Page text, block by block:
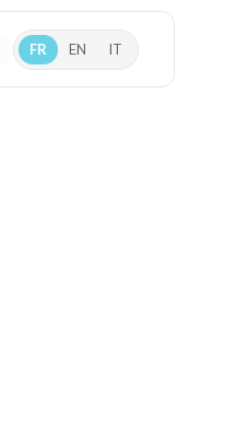
FR EN IT